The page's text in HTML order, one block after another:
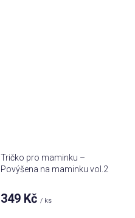
Tričko pro maminku –
Povýšena na maminku vol.2
349 Kč / ks